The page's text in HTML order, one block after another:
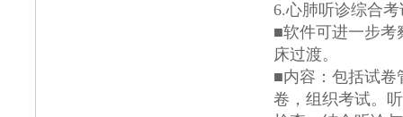
6.心肺听诊综合
■软件可进一步考
床过渡。
■内容：包括试卷
卷，组织考试。